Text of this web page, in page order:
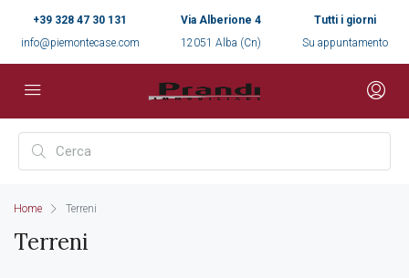
+39 328 47 30 131
info@piemontecase.com
Via Alberione 4
12051 Alba (Cn)
Tutti i giorni
Su appuntamento
Home Terreni
Terreni